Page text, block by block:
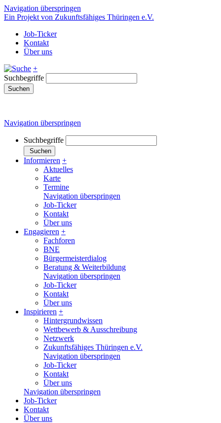
Navigation überspringen
Ein Projekt von Zukunftsfähiges Thüringen e.V.
Job-Ticker
Kontakt
Über uns
+
Suchbegriffe
Suchen
Navigation überspringen
Suchbegriffe
Suchen
Informieren +
Aktuelles
Karte
Termine
Navigation überspringen
Job-Ticker
Kontakt
Über uns
Engagieren +
Fachforen
BNE
Bürgermeisterdialog
Beratung & Weiterbildung
Navigation überspringen
Job-Ticker
Kontakt
Über uns
Inspirieren +
Hintergrundwissen
Wettbewerb & Ausschreibung
Netzwerk
Zukunftsfähiges Thüringen e.V.
Navigation überspringen
Job-Ticker
Kontakt
Über uns
Navigation überspringen
Job-Ticker
Kontakt
Über uns